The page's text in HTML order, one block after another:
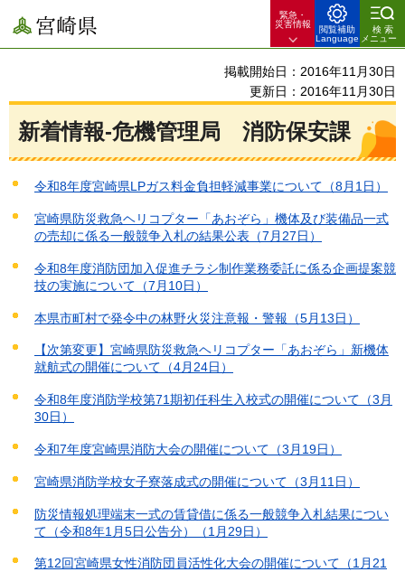
宮崎県
緊急・
災害情報
閲覧補助
Language
検索
メニュー
掲載開始日：2016年11月30日
更新日：2016年11月30日
新着情報-危機管理局 消防保安課
令和8年度宮崎県LPガス料金負担軽減事業について（8月1日）
宮崎県防災救急ヘリコプター「あおぞら」機体及び装備品一式
の売却に係る一般競争入札の結果公表（7月27日）
令和8年度消防団加入促進チラシ制作業務委託に係る企画提案競
技の実施について（7月10日）
本県市町村で発令中の林野火災注意報・警報（5月13日）
【次第変更】宮崎県防災救急ヘリコプター「あおぞら」新機体
就航式の開催について（4月24日）
令和8年度消防学校第71期初任科生入校式の開催について（3月
30日）
令和7年度宮崎県消防大会の開催について（3月19日）
宮崎県消防学校女子寮落成式の開催について（3月11日）
防災情報処理端末一式の賃貸借に係る一般競争入札結果につい
て（令和8年1月5日公告分）（1月29日）
第12回宮崎県女性消防団員活性化大会の開催について（1月21